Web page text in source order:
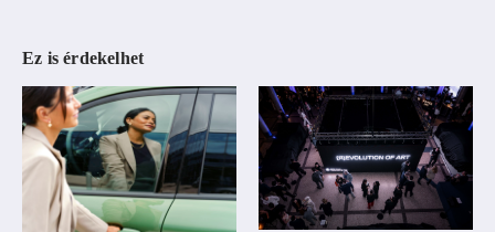
Ez is érdekelhet